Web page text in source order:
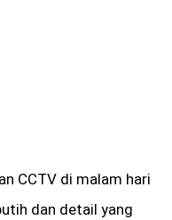
CCTV di malam hari
dan detail yang